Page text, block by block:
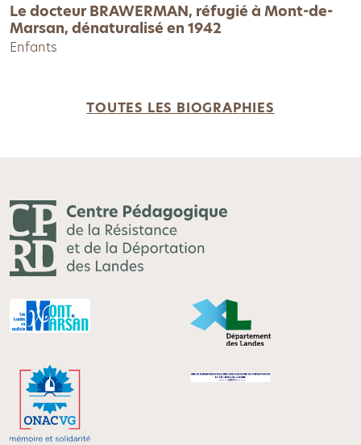
Le docteur BRAWERMAN, réfugié à Mont-de-
Marsan, dénaturalisé en 1942
Enfants
TOUTES LES BIOGRAPHIES